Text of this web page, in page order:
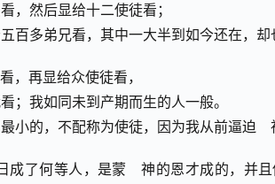
，然后显给十二使徒看；
百多弟兄看，其中一大半到如今还在，却
，再显给众使徒看，
；我如同未到产期而生的人一般。
小的，不配称为使徒，因为我从前逼迫　
成了何等人，是蒙　神的恩才成的，并